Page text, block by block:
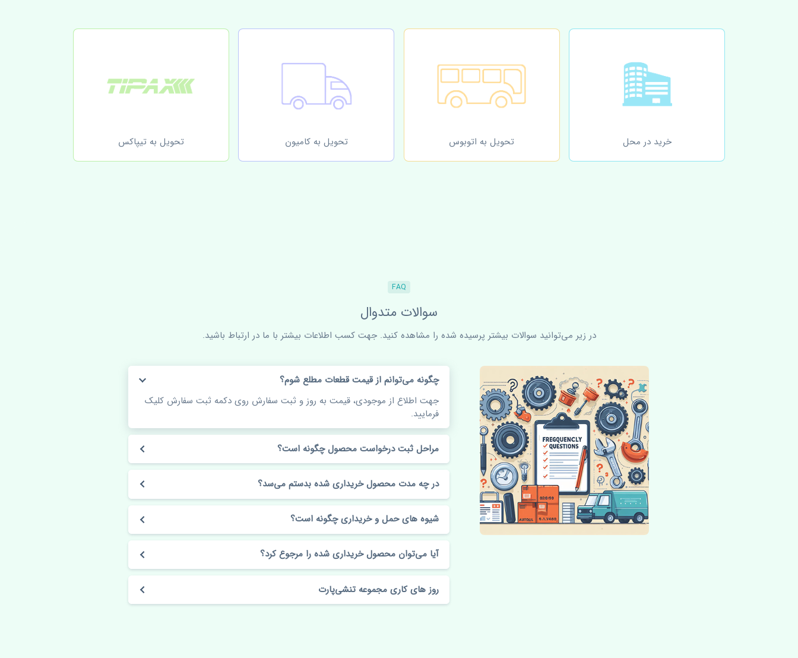
خرید در محل تحویل به اتوبوس تحویل به کامیون تحویل به تیپاکس
FAQ
سوالات متدوال
در زیر می‌توانید سوالات بیشتر پرسیده شده را مشاهده کنید. جهت کسب اطلاعات بیشتر با ما در ارتباط باشید.
چگونه می‌توانم از قیمت قطعات مطلع شوم؟
جهت اطلاع از موجودی، قیمت به روز و ثبت سفارش روی دکمه ثبت سفارش کلیک
فرمایید.
مراحل ثبت درخواست محصول چگونه است؟
در چه مدت محصول خریداری شده بدستم می‌سد؟
شیوه های حمل و خریداری چگونه است؟
آیا می‌توان محصول خریداری شده را مرجوع کرد؟
روز های کاری مجموعه تنشی‌پارت